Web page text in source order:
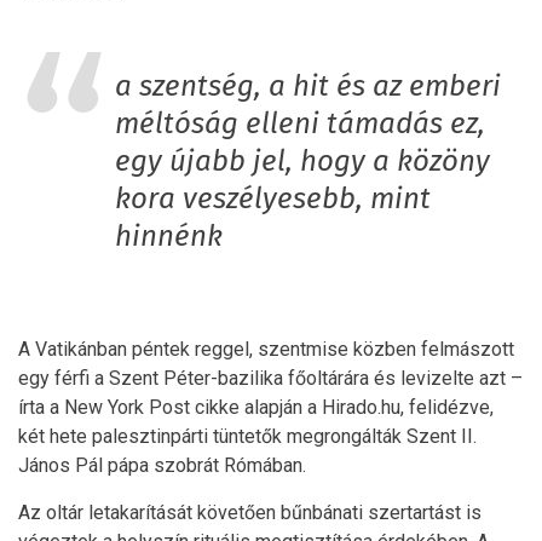
a szentség, a hit és az emberi
méltóság elleni támadás ez,
egy újabb jel, hogy a közöny
kora veszélyesebb, mint
hinnénk
A Vatikánban péntek reggel, szentmise közben felmászott
egy férfi a Szent Péter-bazilika főoltárára és levizelte azt –
írta a New York Post cikke alapján a Hirado.hu, felidézve,
két hete palesztinpárti tüntetők megrongálták Szent II.
János Pál pápa szobrát Rómában.
Az oltár letakarítását követően bűnbánati szertartást is